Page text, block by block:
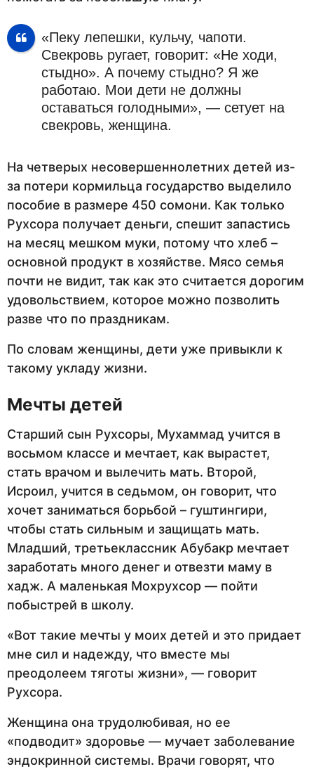
«Пеку лепешки, кульчу, чапоти.
Свекровь ругает, говорит: «Не ходи,
стыдно». А почему стыдно? Я же
работаю. Мои дети не должны
оставаться голодными», — сетует на
свекровь, женщина.
На четверых несовершеннолетних детей из-
за потери кормильца государство выделило
пособие в размере 450 сомони. Как только
Рухсора получает деньги, спешит запастись
на месяц мешком муки, потому что хлеб –
основной продукт в хозяйстве. Мясо семья
почти не видит, так как это считается дорогим
удовольствием, которое можно позволить
разве что по праздникам.
По словам женщины, дети уже привыкли к
такому укладу жизни.
Мечты детей
Старший сын Рухсоры, Мухаммад учится в
восьмом классе и мечтает, как вырастет,
стать врачом и вылечить мать. Второй,
Исроил, учится в седьмом, он говорит, что
хочет заниматься борьбой – гуштингири,
чтобы стать сильным и защищать мать.
Младший, третьеклассник Абубакр мечтает
заработать много денег и отвезти маму в
хадж. А маленькая Мохрухсор — пойти
побыстрей в школу.
«Вот такие мечты у моих детей и это придает
мне сил и надежду, что вместе мы
преодолеем тяготы жизни», — говорит
Рухсора.
Женщина она трудолюбивая, но ее
«подводит» здоровье — мучает заболевание
эндокринной системы. Врачи говорят, что